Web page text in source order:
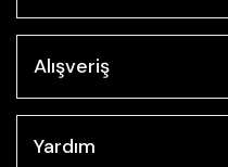
Alışveriş
Yardım